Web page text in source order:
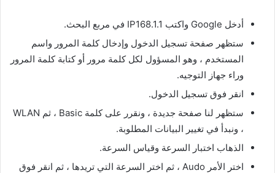
أدخل Google واكتب IP168.1.1 في مربع البحث.
ستظهر صفحة تسجيل الدخول وإدخال كلمة المرور واسم
المستخدم ، وهو المسؤول لكل كلمة مرور أو كتابة كلمة المرور
وراء جهاز التوجيه.
انقر فوق تسجيل الدخول.
ستظهر لنا صفحة جديدة ، ونقرر على كلمة Basic ، ثم WLAN
، ونبدأ في تغيير البيانات المطلوبة.
الذهاب اختبار السرعة وقياس السرعة.
اختر الأمر Audo ، ثم اختر السرعة التي تريدها ، ثم انقر فوق